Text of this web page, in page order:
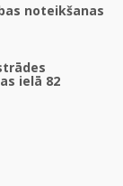
noteikšanas
ielā 82